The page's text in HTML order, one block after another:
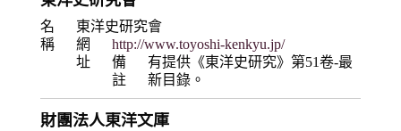
名
稱
東洋史研究會
網
址
http://www.toyoshi-kenkyu.jp/
備
註
有提供《東洋史研究》第51卷-最
新目錄。
財團法人東洋文庫